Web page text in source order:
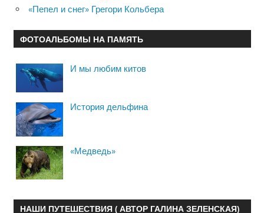
«Пепел и снег» Грегори Кольбера
ФОТОАЛЬБОМЫ НА ПАМЯТЬ
И мы любим китов
История дельфина
«Медведь»
НАШИ ПУТЕШЕСТВИЯ ( АВТОР ГАЛИНА ЗЕЛЕНСКАЯ)